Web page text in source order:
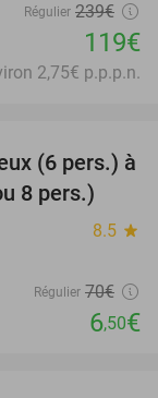
Régulier 239€
119€
2,75€ p.p.p.n.
91%
(6 pers.) à
8 pers.)
8.5 star
Régulier 70€
6,50€